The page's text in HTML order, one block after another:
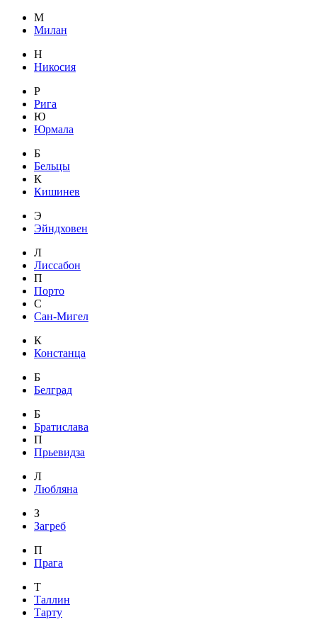
М
Милан
Н
Никосия
Р
Рига
Ю
Юрмала
Б
Бельцы
К
Кишинев
Э
Эйндховен
Л
Лиссабон
П
Порто
С
Сан-Мигел
К
Констанца
Б
Белград
Б
Братислава
П
Прьевидза
Л
Любляна
З
Загреб
П
Прага
Т
Таллин
Тарту